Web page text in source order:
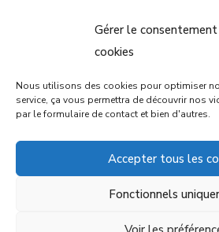
Gérer le
cookies
Nous utilisons des cookies pour optimiser
service, ça vous permettra de découvrir nos
par le formulaire de contact et bien d'autres.
Accepter tous les
Fonctionnels
Mentions
Orocom.fr